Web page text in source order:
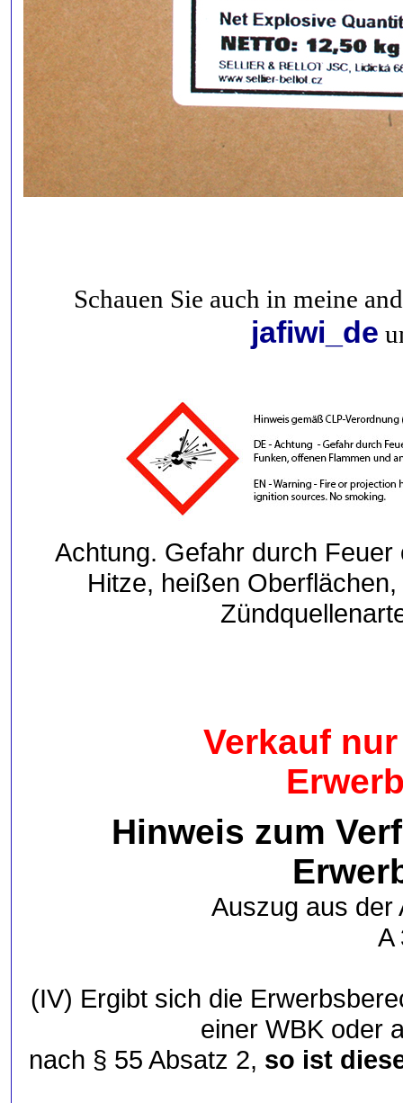
Schauen Sie auch in meine
jafiwi_de
Achtung. Gefahr durch
Hitze, heißen
Verkauf
Hinweis zum
Auszug aus der
A
(IV) Ergibt sich die
einer WBK oder
nach § 55 Absatz 2, so ist